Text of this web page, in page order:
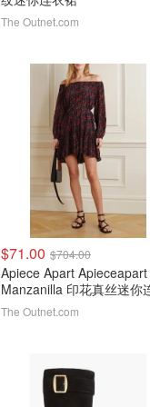
The Outnet.com
$71.00 $704.00
Apiece Apart Apieceapart
Manzanilla 印花真丝迷你
裙
The Outnet.com